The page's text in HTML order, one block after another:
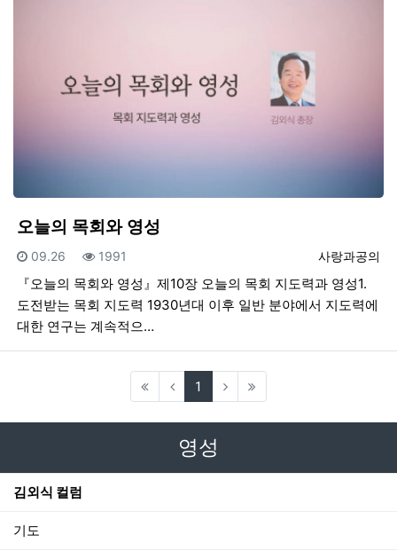
오늘의 목회와 영성
등록자
사랑과공의
등록일
09.26 조회
1991
『오늘의 목회와 영성』제10장 오늘의 목회 지도력과 영성1.
도전받는 목회 지도력 1930년대 이후 일반 분야에서 지도력에
대한 연구는 계속적으…
1 (current)
영성
김외식 컬럼
기도